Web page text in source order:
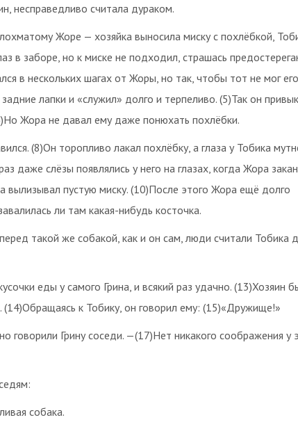
несправедливо считала дураком.
Жоре — хозяйка выносила миску с похлёбкой,
в заборе, но к миске не подходил, страшась
в нескольких шагах от Жоры, но так, чтобы тот не мог его
лапки и «служил» долго и терпеливо. (5)Так он привык
Жора не давал ему даже понюхать похлёбки.
(8)Он торопливо лакал похлёбку, а глаза у Тобика
даже слёзы появлялись у него на глазах, когда Жора
вылизывал пустую миску. (10)После этого Жора ещё долго
ли там какая-нибудь косточка.
такой же собакой, как и он сам, люди считали Тобика
еды у самого Грина, и всякий раз удачно. (13)Хозяин
к Тобику, он говорил ему: (15)«Дружище!»
говорили Грину соседи. —(17)Нет никакого соображения у
собака.